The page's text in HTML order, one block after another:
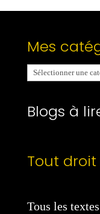
Mes
Mes
catégories
Blogs à
Tout
Tous les